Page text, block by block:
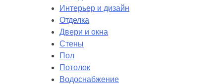
Интерьер и дизайн
Отделка
Двери и окна
Стены
Пол
Потолок
Водоснабжение